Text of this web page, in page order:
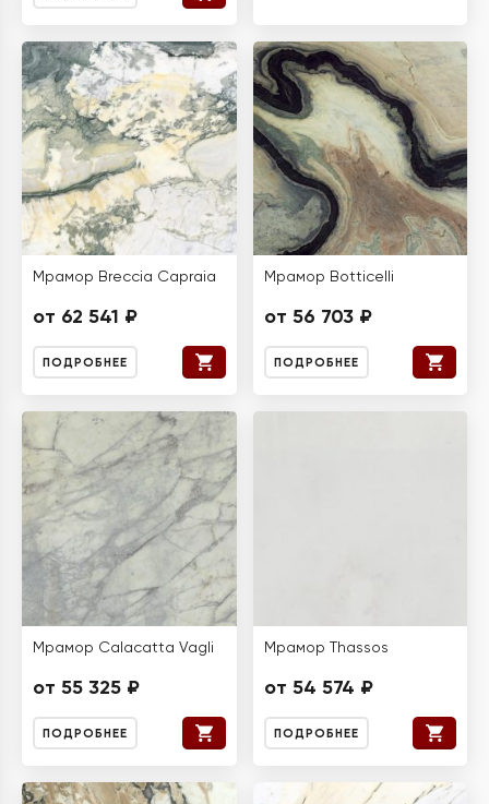
Мрамор Breccia Capraia
от 62 541 ₽
ПОДРОБНЕЕ
Мрамор Botticelli
от 56 703 ₽
ПОДРОБНЕЕ
Мрамор Calacatta Vagli
от 55 325 ₽
ПОДРОБНЕЕ
Мрамор Thassos
от 54 574 ₽
ПОДРОБНЕЕ